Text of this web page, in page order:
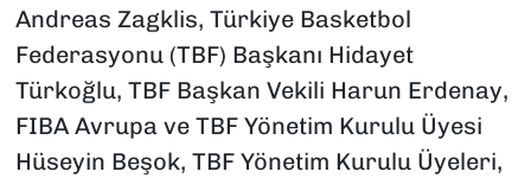
Andreas Zagklis, Türkiye Basketbol
Federasyonu (TBF) Başkanı Hidayet
Türkoğlu, TBF Başkan Vekili Harun Erdenay,
FIBA Avrupa ve TBF Yönetim Kurulu Üyesi
Hüseyin Beşok, TBF Yönetim Kurulu Üyeleri,